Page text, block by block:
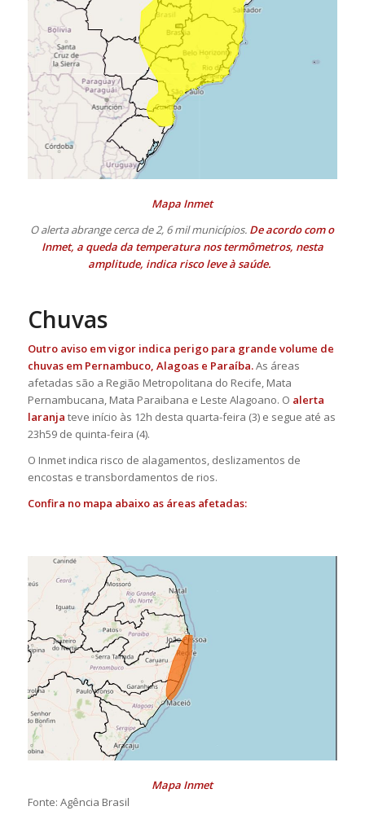
Mapa Inmet
O alerta abrange cerca de 2, 6 mil municípios. De acordo com o
Inmet, a queda da temperatura nos termômetros, nesta
amplitude, indica risco leve à saúde.
Chuvas
Outro aviso em vigor indica perigo para grande volume de
chuvas em Pernambuco, Alagoas e Paraíba.As áreas
afetadas são a Região Metropolitana do Recife, Mata
Pernambucana, Mata Paraibana e Leste Alagoano. O alerta
laranja teve início às 12h desta quarta-feira (3) e segue até as
23h59 de quinta-feira (4).
O Inmet indica risco de alagamentos, deslizamentos de
encostas e transbordamentos de rios.
Confira no mapa abaixo as áreas afetadas:
Mapa Inmet
Fonte: Agência Brasil